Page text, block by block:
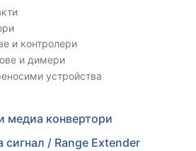
и контролери
и димери
устройства
медиа конвертори
сигнал / Range Extender